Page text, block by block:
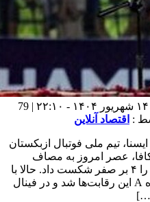
شناسه خبر : 98428 | تاریخ انتشار : ۱۴ شهریور ۱۴۰۴ - ۲۲:۱۰ | 79
: اقتصاد آنلاین
تیم ملی فوتبال ازبکستان
عصر امروز به مصاف
قزاقستان رفت و در نهایت این تیم را ۴ بر صفر شکست داد. حالا با
این نتیجه ازبکستان صدرنشین گروه A این رقابت‌ها شد و در فینال
[…]